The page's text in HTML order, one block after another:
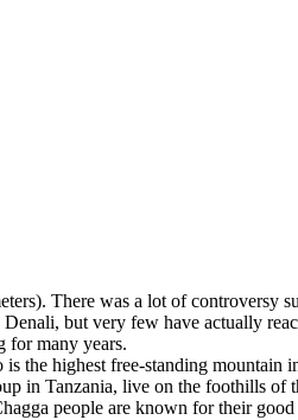
There was a lot of controversy
but very few have actually
for many years.
the highest free-standing mountain
in Tanzania, live on the foothills of
people are known for their good